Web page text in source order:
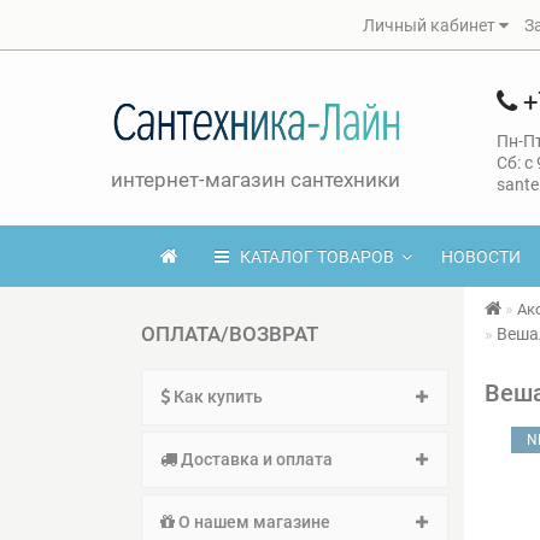
Личный кабинет
интернет-магазин сантехники
Пн-
Сб: с
КАТАЛОГ ТОВАРОВ НОВОСТИ
ОПЛАТА/ВОЗВРАТ
Как купить
Доставка и оплата
О нашем магазине